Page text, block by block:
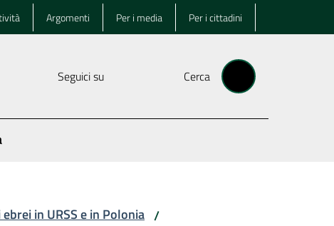
Argomenti Per i media Per i cittadini
Seguici su Cerca
in URSS e in Polonia /